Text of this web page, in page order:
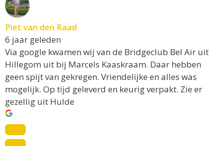
Piet van den Raad
6 jaar geleden
Via google kwamen wij van de Bridgeclub Bel Air uit
Hillegom uit bij Marcels Kaaskraam. Daar hebben
geen spijt van gekregen. Vriendelijke en alles was
mogelijk. Op tijd geleverd en keurig verpakt. Zie er
gezellig uit Hulde